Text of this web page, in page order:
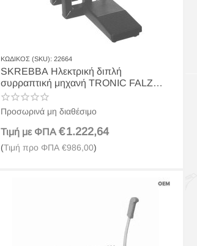
ΚΩΔΙΚΟΣ (SKU): 22664
SKREBBA Ηλεκτρική διπλή
συρραπτική μηχανή TRONIC FALZ
DUO Νο 739
Προσωρινά μη διαθέσιμο
Τιμή με ΦΠΑ €1.222,64
(Τιμή προ ΦΠΑ €986,00)